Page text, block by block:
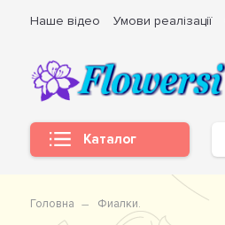
Наше відео Умови реалізації
Каталог
Головна Фиалки.